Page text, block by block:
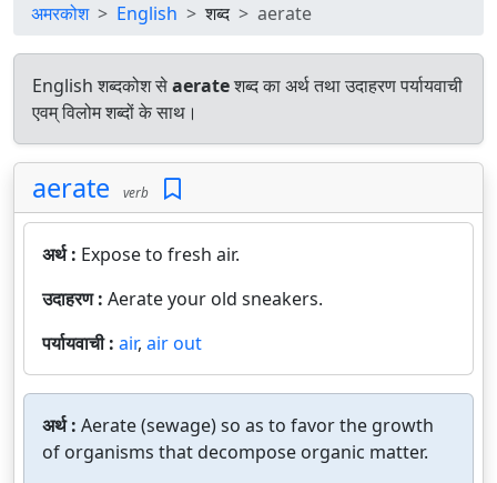
अमरकोश English शब्द aerate
English शब्दकोश सेaerateशब्द का अर्थ तथा उदाहरण पर्यायवाची
एवम् विलोम शब्दों के साथ।
aerate verb
अर्थ : Expose to fresh air.
उदाहरण : Aerate your old sneakers.
पर्यायवाची : air, air out
अर्थ : Aerate (sewage) so as to favor the growth
of organisms that decompose organic matter.